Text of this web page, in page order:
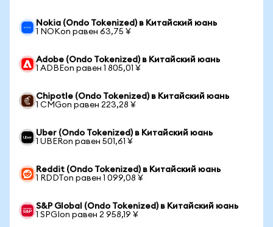
Nokia (Ondo Tokenized) в Китайский юань
1 NOKon равен 63,75 ¥
Adobe (Ondo Tokenized) в Китайский юань
1 ADBEon равен 1 805,01 ¥
Chipotle (Ondo Tokenized) в Китайский юань
1 CMGon равен 223,28 ¥
Uber (Ondo Tokenized) в Китайский юань
1 UBERon равен 501,61 ¥
Reddit (Ondo Tokenized) в Китайский юань
1 RDDTon равен 1 099,08 ¥
S&P Global (Ondo Tokenized) в Китайский юань
1 SPGIon равен 2 958,19 ¥